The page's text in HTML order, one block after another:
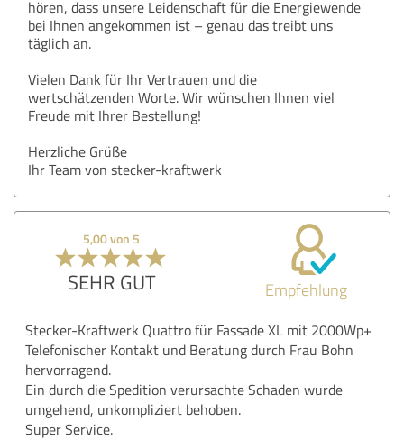
hören, dass unsere Leidenschaft für die Energiewende
bei Ihnen angekommen ist – genau das treibt uns
täglich an.
Vielen Dank für Ihr Vertrauen und die
wertschätzenden Worte. Wir wünschen Ihnen viel
Freude mit Ihrer Bestellung!
Herzliche Grüße
Ihr Team von stecker-kraftwerk
5,00 von 5
SEHR GUT Empfehlung
Stecker-Kraftwerk Quattro für Fassade XL mit 2000Wp+
Telefonischer Kontakt und Beratung durch Frau Bohn
hervorragend.
Ein durch die Spedition verursachte Schaden wurde
umgehend, unkompliziert behoben.
Super Service.